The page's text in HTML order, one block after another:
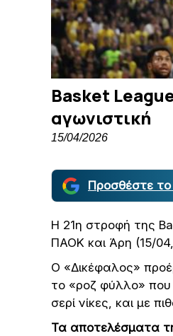
Basket
αγωνιστική
15/04/2026
Προσθέστε
H 21η στροφή της
ΠΑΟΚ και Άρη (15/
Ο «Δικέφαλος»
το «ροζ φύλλο»
σερί νίκες, και με
Τα αποτελέσματα